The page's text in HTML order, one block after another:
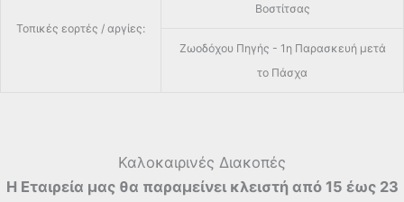
Τοπικές εορτές / αργίες:
Βοστίτσας
Ζωοδόχου Πηγής - 1η Παρασκευή μετά
το Πάσχα
Καλοκαιρινές Διακοπές
Η Εταιρεία μας θα παραμείνει κλειστή από 15 έως 23